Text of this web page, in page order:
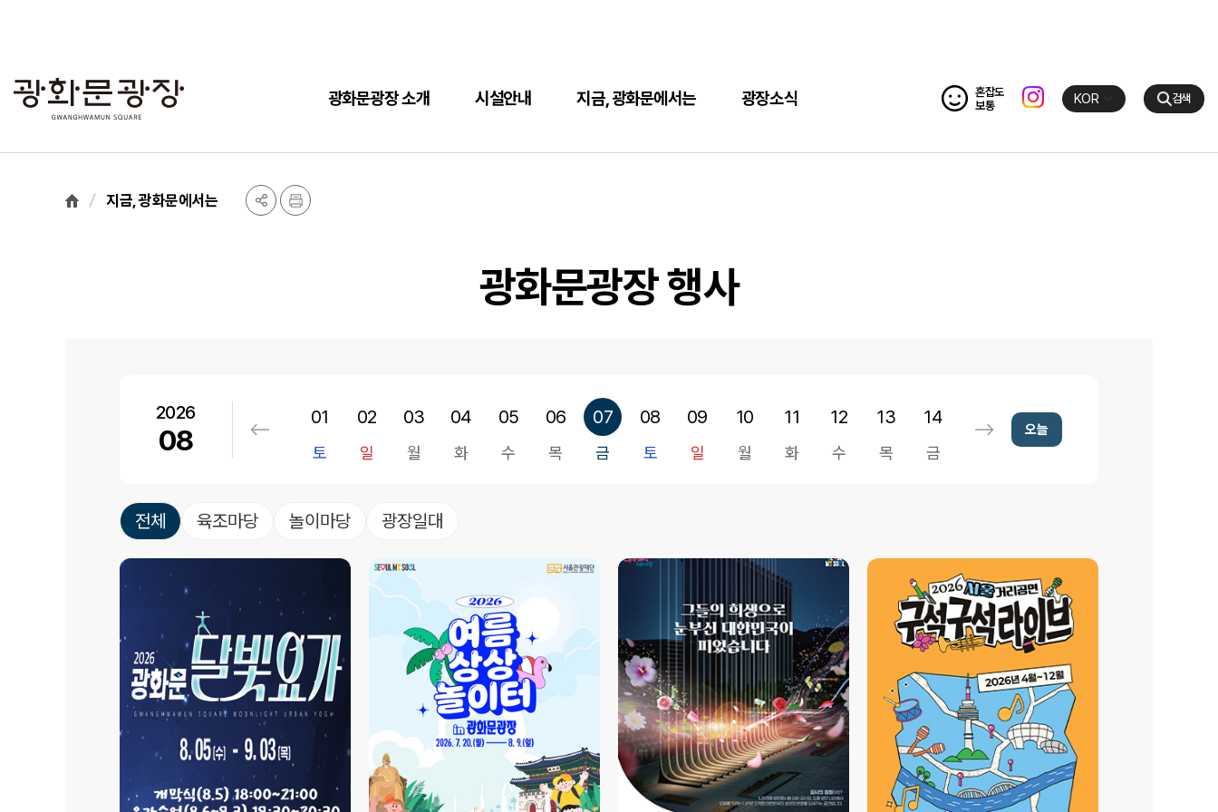
광화문광장 소개 시설안내 지금, 광화문에서는 광장소식
혼잡도
보통
KOR 검색
지금, 광화문에서는
광화문광장 행사
2026
08
01
토
02
일
03
월
04
화
05
수
06
목
07
금
08
토
09
일
10
월
11
화
12
수
13
목
14
금
오늘
전체 육조마당 놀이마당 광장일대